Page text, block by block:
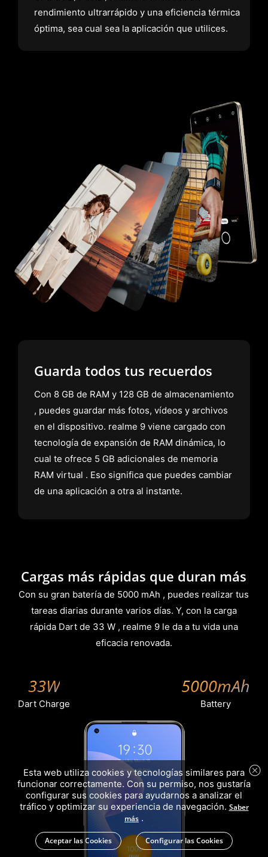
rendimiento ultrarrápido y una eficiencia térmica
óptima, sea cual sea la aplicación que utilices.
Guarda todos tus recuerdos
Con 8 GB de RAM y 128 GB de almacenamiento
, puedes guardar más fotos, vídeos y archivos
en el dispositivo. realme 9 viene cargado con
tecnología de expansión de RAM dinámica, lo
cual te ofrece 5 GB adicionales de memoria
RAM virtual . Eso significa que puedes cambiar
de una aplicación a otra al instante.
Cargas más rápidas que duran más
Con su gran batería de 5000 mAh , puedes realizar tus
tareas diarias durante varios días. Y, con la carga
rápida Dart de 33 W , realme 9 le da a tu vida una
eficacia renovada.
33W
Dart Charge
5000mAh
Battery
Esta web utiliza cookies y tecnologías similares para
funcionar correctamente. Con su permiso, nos gustaría
configurar sus cookies para ayudarnos a analizar el
tráfico y optimizar su experiencia de navegación. Saber
más .
Aceptar las Cookies Configurar las Cookies